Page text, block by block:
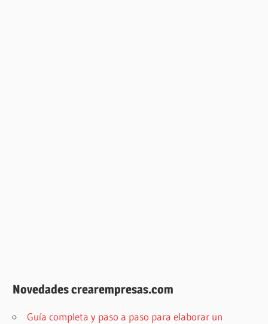
Novedades crearempresas.com
Guía completa y paso a paso para elaborar un